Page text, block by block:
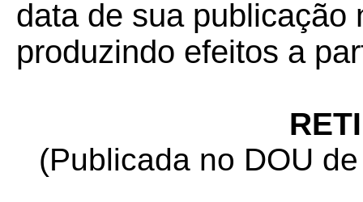
data de sua publicação
produzindo efeitos a
(Publicada no DOU